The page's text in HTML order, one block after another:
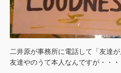
二井原が事務所に電話して「友達
友達やのうて本人なんですが・・・